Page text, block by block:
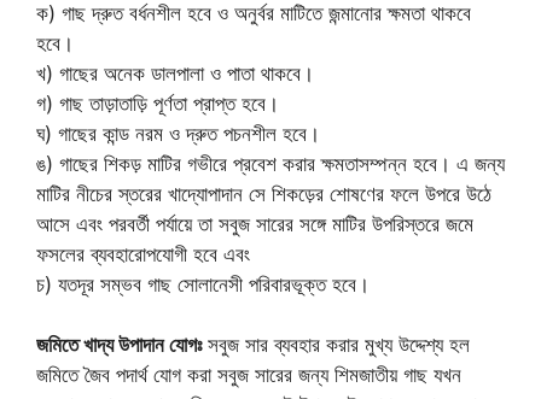
ক) গাছ দ্রুত বর্ধনশীল হবে ও অনুর্বর মাটিতে জন্মানোর ক্ষমতা থাকবে
হবে।
খ) গাছের অনেক ডালপালা ও পাতা থাকবে।
গ) গাছ তাড়াতাড়ি পূর্ণতা প্রাপ্ত হবে।
ঘ) গাছের কান্ড নরম ও দ্রুত পচনশীল হবে।
ঙ) গাছের শিকড় মাটির গভীরে প্রবেশ করার ক্ষমতাসম্পন্ন হবে। এ জন্য
মাটির নীচের স্তরের খাদ্যোপাদান সে শিকড়ের শোষণের ফলে উপরে উঠে
আসে এবং পরবর্তী পর্যায়ে তা সবুজ সারের সঙ্গে মাটির উপরিস্তরে জমে
ফসলের ব্যবহারোপযোগী হবে এবং
চ) যতদূর সম্ভব গাছ সোলানেসী পরিবারভূক্ত হবে।
জমিতে খাদ্য উপাদান যোগঃসবুজ সার ব্যবহার করার মুখ্য উদ্দেশ্য হল
জমিতে জৈব পদার্থ যোগ করা সবুজ সারের জন্য শিমজাতীয় গাছ যখন